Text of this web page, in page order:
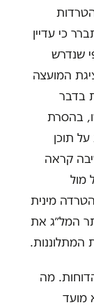
כי עדיין
שנדרש
המועצה
בדבר
בהסרת
תוכן
קראה
מול
מינית
המל״ג את
המתלוננות.
מה
מועד